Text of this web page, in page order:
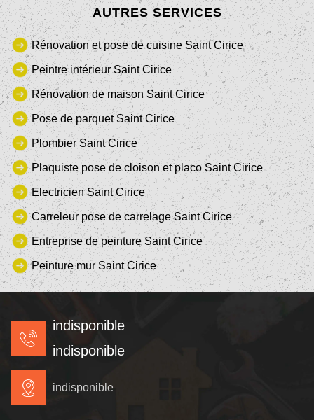
AUTRES SERVICES
Rénovation et pose de cuisine Saint Cirice
Peintre intérieur Saint Cirice
Rénovation de maison Saint Cirice
Pose de parquet Saint Cirice
Plombier Saint Cirice
Plaquiste pose de cloison et placo Saint Cirice
Electricien Saint Cirice
Carreleur pose de carrelage Saint Cirice
Entreprise de peinture Saint Cirice
Peinture mur Saint Cirice
indisponible
indisponible
indisponible